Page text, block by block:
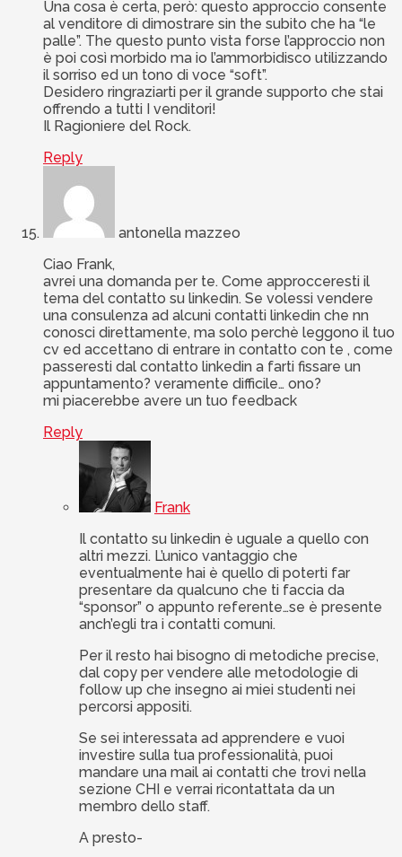
Una cosa è certa, però: questo approccio consente
al venditore di dimostrare sin the subito che ha “le
palle”. The questo punto vista forse l’approccio non
è poi così morbido ma io l’ammorbidisco utilizzando
il sorriso ed un tono di voce “soft”.
Desidero ringraziarti per il grande supporto che stai
offrendo a tutti I venditori!
Il Ragioniere del Rock.
Reply
antonella mazzeo
Ciao Frank,
avrei una domanda per te. Come approcceresti il
tema del contatto su linkedin. Se volessi vendere
una consulenza ad alcuni contatti linkedin che nn
conosci direttamente, ma solo perchè leggono il tuo
cv ed accettano di entrare in contatto con te , come
passeresti dal contatto linkedin a farti fissare un
appuntamento? veramente difficile… ono?
mi piacerebbe avere un tuo feedback
Reply
Frank
Il contatto su linkedin è uguale a quello con
altri mezzi. L’unico vantaggio che
eventualmente hai è quello di poterti far
presentare da qualcuno che ti faccia da
“sponsor” o appunto referente…se è presente
anch’egli tra i contatti comuni.
Per il resto hai bisogno di metodiche precise,
dal copy per vendere alle metodologie di
follow up che insegno ai miei studenti nei
percorsi appositi.
Se sei interessata ad apprendere e vuoi
investire sulla tua professionalità, puoi
mandare una mail ai contatti che trovi nella
sezione CHI e verrai ricontattata da un
membro dello staff.
A presto-